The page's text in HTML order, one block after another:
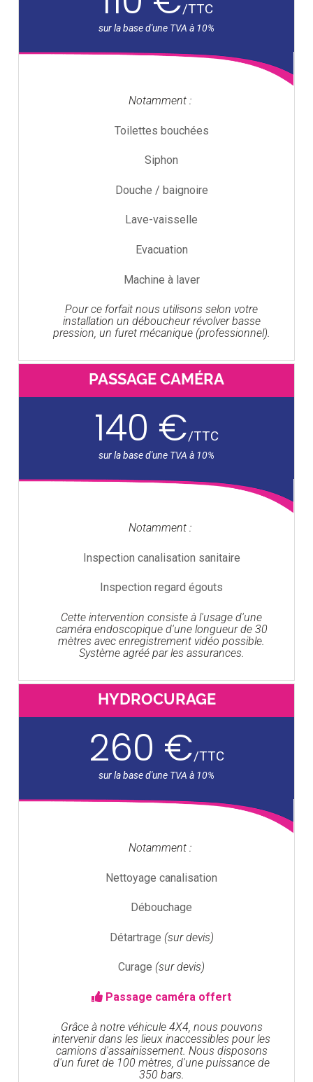
/TTC
Notamment :
Toilettes bouchées
Siphon
Douche / baignoire
Lave-vaisselle
Evacuation
Machine à laver
Pour ce forfait nous utilisons selon votre
installation un déboucheur révolver basse
pression, un furet mécanique (professionnel).
PASSAGE CAMÉRA
140 €/TTC
Notamment :
Inspection canalisation sanitaire
Inspection regard égouts
Cette intervention consiste à l'usage d'une
caméra endoscopique d'une longueur de 30
mètres avec enregistrement vidéo possible.
Système agréé par les assurances.
HYDROCURAGE
260 €/TTC
Notamment :
Nettoyage canalisation
Débouchage
Détartrage (sur devis)
Curage (sur devis)
Passage caméra offert
Grâce à notre véhicule 4X4, nous pouvons
intervenir dans les lieux inaccessibles pour les
camions d'assainissement. Nous disposons
d'un furet de 100 mètres, d'une puissance de
350 bars.